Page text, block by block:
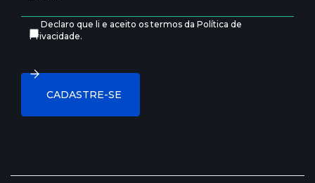
Declaro que li e aceito os termos da Política de
Privacidade.